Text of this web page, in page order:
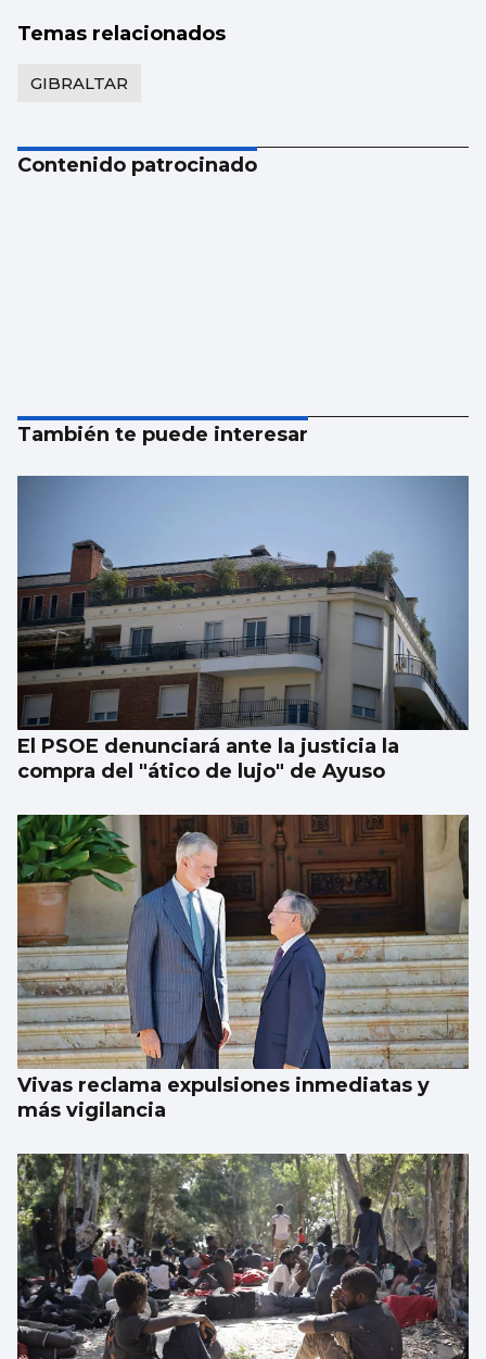
Temas relacionados
GIBRALTAR
Contenido patrocinado
También te puede interesar
El PSOE denunciará ante la justicia la
compra del "ático de lujo" de Ayuso
Vivas reclama expulsiones inmediatas y
más vigilancia